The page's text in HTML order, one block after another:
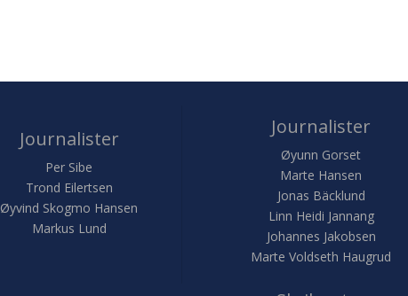
Journalister
Per Sibe
Trond Eilertsen
Øyvind Skogmo Hansen
Markus Lund
Journalister
Øyunn Gorset
Marte Hansen
Jonas Bäcklund
Linn Heidi Jannang
Johannes Jakobsen
Marte Voldseth Haugrud